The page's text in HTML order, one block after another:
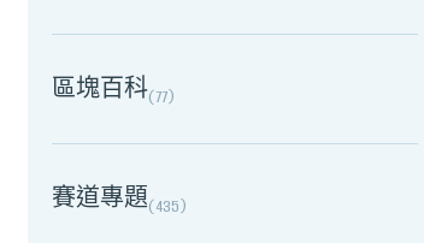
區塊百科(77)
賽道專題(435)